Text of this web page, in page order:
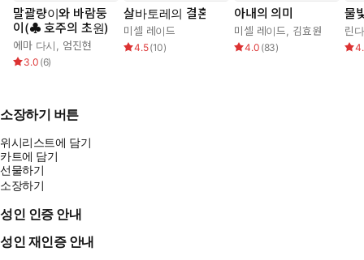
말괄량이와 바람둥
이(♣ 호주의 초원)
에마 다시, 엄진현
3.0 (6)
살바토레의 결혼
미셀 레이드
4.5(10)
아내의 의미
미셀 레이드, 김효원
4.0 (83)
물
린
소장하기 버튼
위시리스트에 담기
카트에 담기
선물하기
소장하기
성인 인증 안내
성인 재인증 안내